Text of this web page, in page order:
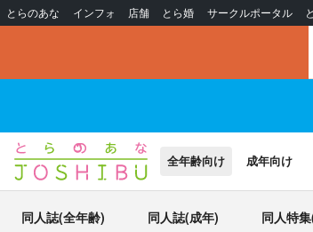
とらのあな インフォ 店舗 とら婚 サークルポータル
全年齢向け 成年向け
同人誌(全年齢) 同人誌(成年) 同人特